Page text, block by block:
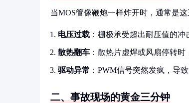
当MOS管像鞭炮一样炸开时，通常是这
电压过载 ：栅极承受超出耐压值的
散热翻车 ：散热片虚焊或风扇停转
驱动异常 ：PWM信号突然发疯，导
二、事故现场的黄金三分钟